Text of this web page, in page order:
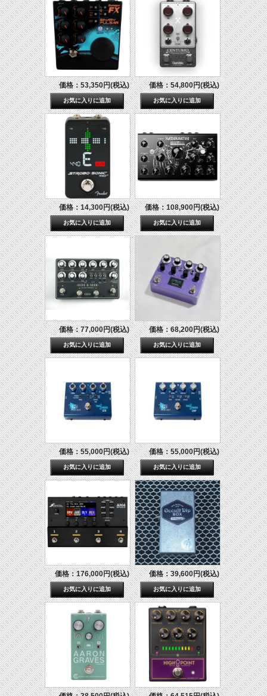
価格：53,350円(税込) 価格：54,800円(税込)
価格：14,300円(税込) 価格：108,900円(税込)
価格：77,000円(税込) 価格：68,200円(税込)
価格：55,000円(税込) 価格：55,000円(税込)
価格：176,000円(税込) 価格：39,600円(税込)